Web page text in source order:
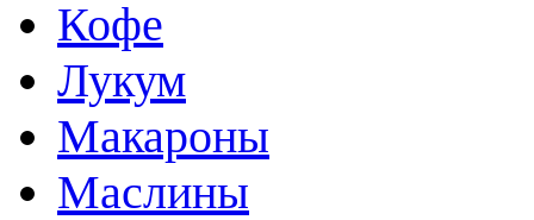
Кофе
Лукум
Макароны
Маслины